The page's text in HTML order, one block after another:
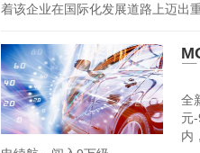
着该企业在国际化发展道路上迈出
全
元
内